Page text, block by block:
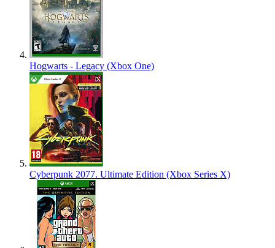
Hogwarts - Legacy (Xbox One)
Cyberpunk 2077. Ultimate Edition (Xbox Series X)